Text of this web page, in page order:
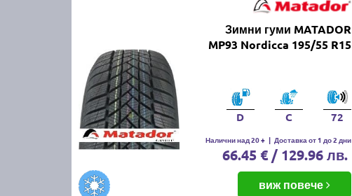
Зимни гуми MATADOR
MP93 Nordicca 195/55 R15
D C 72
Налични над 20 + | Доставка от 1 до 2 дни
66.45 € / 129.96 лв.
виж повече